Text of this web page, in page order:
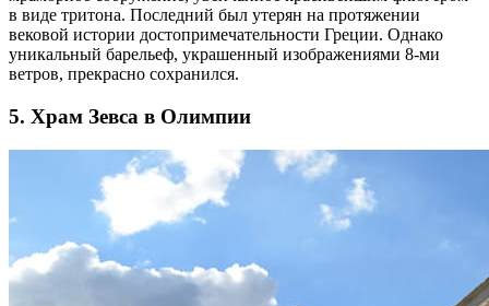
в виде тритона. Последний был утерян на протяжении
вековой истории достопримечательности Греции. Однако
уникальный барельеф, украшенный изображениями 8-ми
ветров, прекрасно сохранился.
5. Храм Зевса в Олимпии